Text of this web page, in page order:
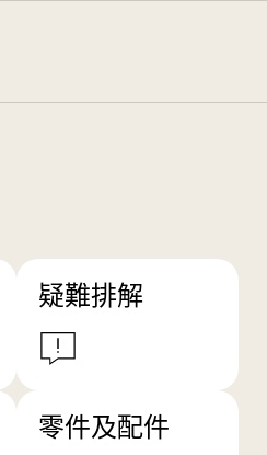
疑難排解
零件及配件